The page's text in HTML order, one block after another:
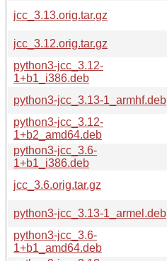
jcc_3.13.orig.tar.gz
jcc_3.12.orig.tar.gz
python3-jcc_3.12-
1+b1_i386.deb
python3-jcc_3.13-1_armhf.deb
python3-jcc_3.12-
1+b2_amd64.deb
python3-jcc_3.6-
1+b1_i386.deb
jcc_3.6.orig.tar.gz
python3-jcc_3.13-1_armel.deb
python3-jcc_3.6-
1+b1_amd64.deb